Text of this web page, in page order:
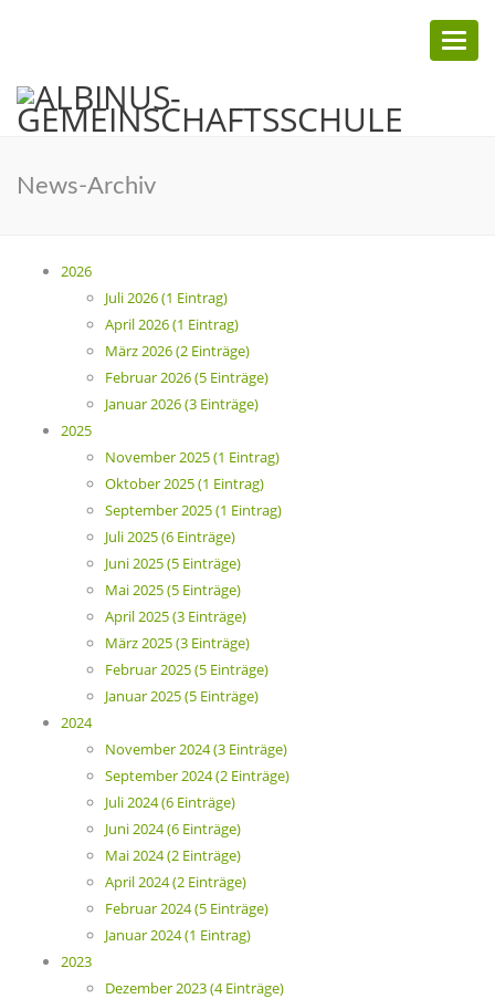
Toggle
News-Archiv
2026
Juli 2026 (1 Eintrag)
April 2026 (1 Eintrag)
März 2026 (2 Einträge)
Februar 2026 (5 Einträge)
Januar 2026 (3 Einträge)
2025
November 2025 (1 Eintrag)
Oktober 2025 (1 Eintrag)
September 2025 (1 Eintrag)
Juli 2025 (6 Einträge)
Juni 2025 (5 Einträge)
Mai 2025 (5 Einträge)
April 2025 (3 Einträge)
März 2025 (3 Einträge)
Februar 2025 (5 Einträge)
Januar 2025 (5 Einträge)
2024
November 2024 (3 Einträge)
September 2024 (2 Einträge)
Juli 2024 (6 Einträge)
Juni 2024 (6 Einträge)
Mai 2024 (2 Einträge)
April 2024 (2 Einträge)
Februar 2024 (5 Einträge)
Januar 2024 (1 Eintrag)
2023
Dezember 2023 (4 Einträge)